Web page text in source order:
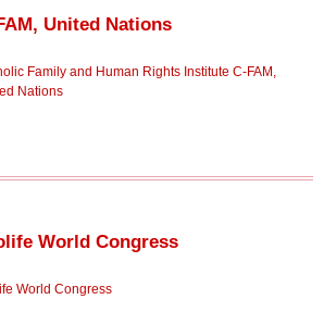
United Nations
Family and Human Rights Institute C-FAM,
Nations
World Congress
World Congress